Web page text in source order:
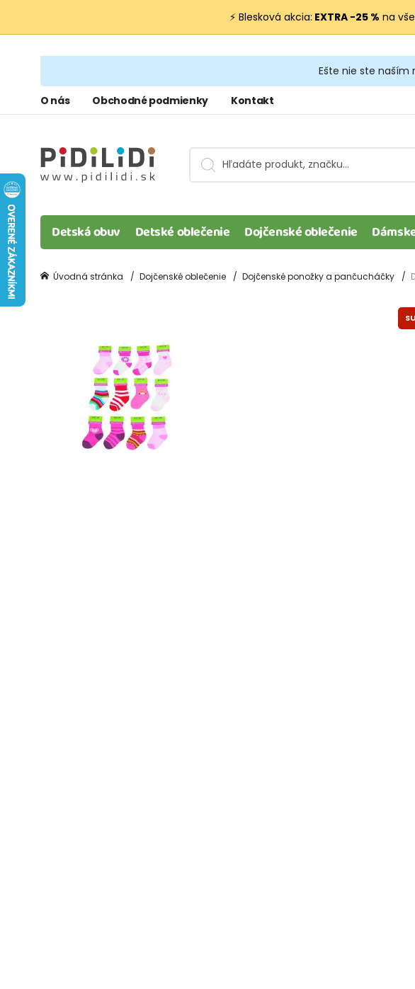
⚡ Blesková akcia: EXTRA −25 % na
Ešte nie ste naším
O nás Obchodné podmienky Kontakt
Detská obuv Detské oblečenie Dojčenské oblečenie
Úvodná stránka Dojčenské oblečenie Dojčenské ponožky a pančucháčky